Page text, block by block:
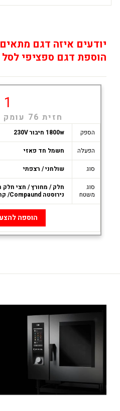
יודעים איזה דגם
הוספת דגם ספציפי
1
חזית 76 עומק 62 גובה 66
הספק
1800w חיבור 230V
הפעלה
חשמל חד פאזי
סוג
שולחני / רצפתי
סוג
משטח
חלק / מחורץ / חצי חלק
נירוסטה Compaund/ קרמי
הוספה